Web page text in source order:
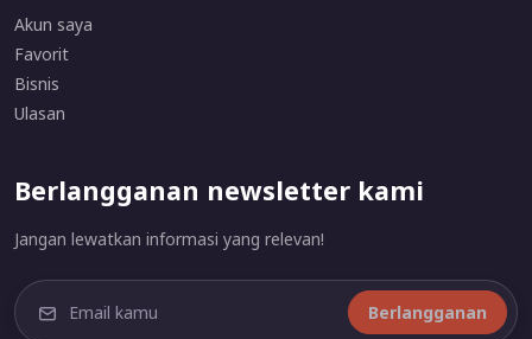
Akun saya
Favorit
Bisnis
Ulasan
Berlangganan newsletter kami
Jangan lewatkan informasi yang relevan!
Berlangganan